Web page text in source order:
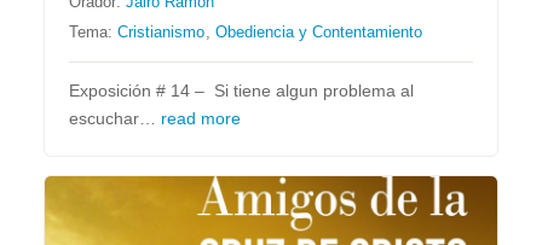
Tema:Cristianismo,Obediencia y Contentamiento
Exposición # 14 – Si tiene algun problema al
escuchar… read more